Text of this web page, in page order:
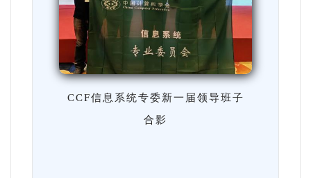
CCF信息系统专委新一届领导班子
合影